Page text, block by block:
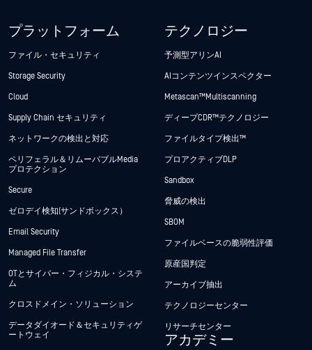
プラットフォーム
ファイル・セキュリティ
Storage Security
Cloud
Supply Chain セキュリティ
ネットワークの検出と対応
ペリフェラル＆リムーバブルMedia
プロテクション
Secure
ゼロデイ検知(サンドボックス）
Email Security
Managed File Transfer
OTとサイバー・フィジカル・システ
ム
クロスドメイン・ソリューション
データダイオード＆セキュリティゲ
ートウェイ
テクノロジー
予測型アリンAI
AIコンテンツインスペクター
Metascan™ Multiscanning
ディープCDR™テクノロジー
ファイルタイプ検出™
プロアクティブDLP
Sandbox
脅威の検出
SBOM
ファイルベースの脆弱性評価
原産国判定
アーカイブ抽出
テクノロジーセンター
リサーチセンター
アカデミー